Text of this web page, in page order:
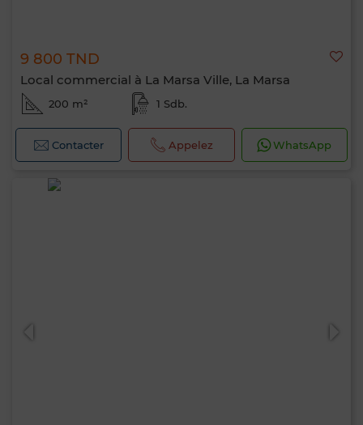
9 800 TND
Local commercial à La Marsa Ville, La Marsa
200 m² 1 Sdb.
Contacter Appelez WhatsApp